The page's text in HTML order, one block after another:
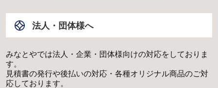
法人・団体様へ
みなとやでは法人・企業・団体様向けの対応をしておりま
す。
見積書の発行や後払いの対応・各種オリジナル商品のご対
応しております。